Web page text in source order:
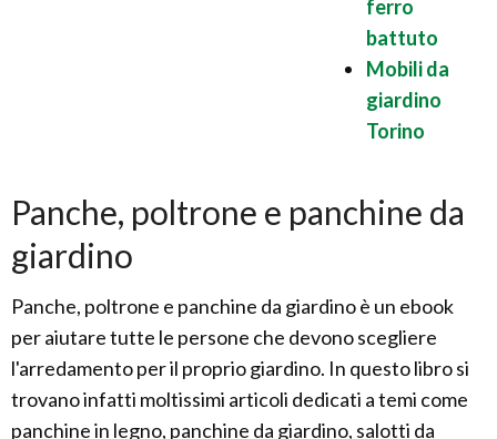
ferro
battuto
Mobili da
giardino
Torino
Panche, poltrone e panchine da
giardino
Panche, poltrone e panchine da giardino è un ebook
per aiutare tutte le persone che devono scegliere
l'arredamento per il proprio giardino. In questo libro si
trovano infatti moltissimi articoli dedicati a temi come
panchine in legno, panchine da giardino, salotti da